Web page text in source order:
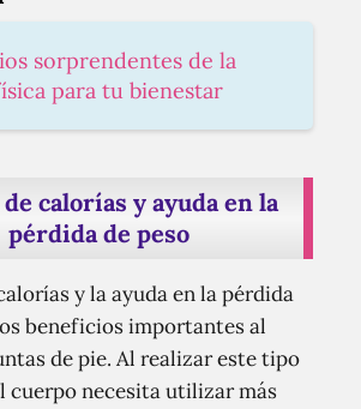
sorprendentes de la
para tu bienestar
calorías y ayuda en la
pérdida de peso
y la ayuda en la pérdida
beneficios importantes al
de pie. Al realizar este tipo
cuerpo necesita utilizar más